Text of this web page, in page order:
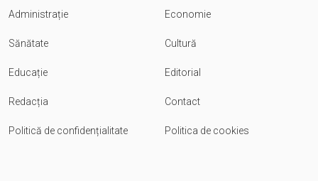
Administrație Economie
Sănătate Cultură
Educație Editorial
Redacția Contact
Politică de confidențialitate Politica de cookies